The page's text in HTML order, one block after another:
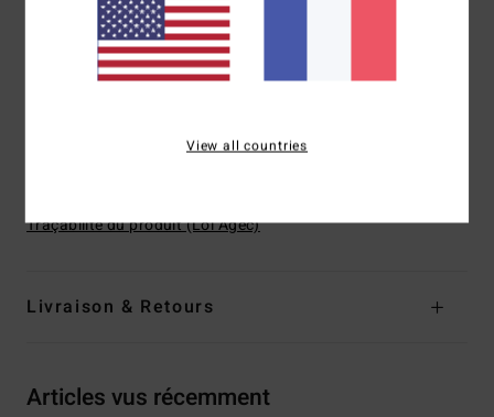
coutures et maximiser la flexibilité et la performance
Taille :taille fixe
Longueur :19", coupe mi-longue
Traçabilité du produit (Loi Agec)
Livraison & Retours
Articles vus récemment
View all countries